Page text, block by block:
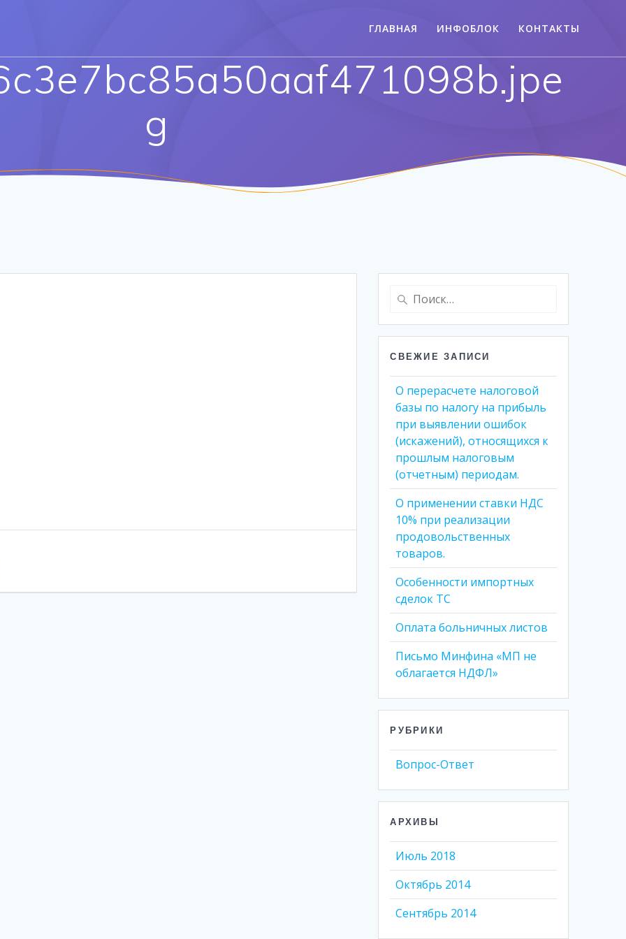
ГЛАВНАЯ ИНФОБЛОК КОНТАКТЫ
g
Найти:
СВЕЖИЕ ЗАПИСИ
О перерасчете налоговой
базы по налогу на прибыль
при выявлении ошибок
(искажений), относящихся к
прошлым налоговым
(отчетным) периодам.
О применении ставки НДС
10% при реализации
продовольственных
товаров.
Особенности импортных
сделок ТС
Оплата больничных листов
Письмо Минфина «МП не
облагается НДФЛ»
РУБРИКИ
Вопрос-Ответ
АРХИВЫ
Июль 2018
Октябрь 2014
Сентябрь 2014